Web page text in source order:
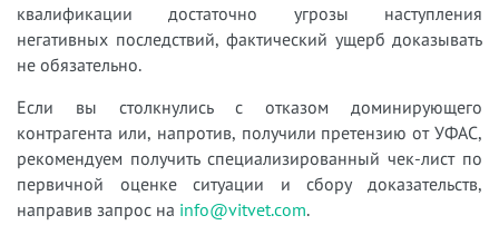
квалификации достаточно угрозы наступления
негативных последствий, фактический ущерб доказывать
не обязательно.
Если вы столкнулись с отказом доминирующего
контрагента или, напротив, получили претензию от УФАС,
рекомендуем получить специализированный чек-лист по
первичной оценке ситуации и сбору доказательств,
направив запрос на info@vitvet.com.